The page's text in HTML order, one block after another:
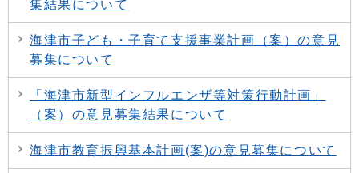
集結果について
海津市子ども・子育て支援事業計画（案）の意見
募集について
「海津市新型インフルエンザ等対策行動計画」
（案）の意見募集結果について
海津市教育振興基本計画(案)の意見募集について